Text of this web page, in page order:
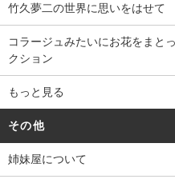
竹久夢二の世界に思いをはせて
コラージュみたいにお花をまと
クション
もっと見る
その他
姉妹屋について